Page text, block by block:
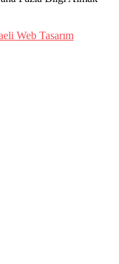
Web Tasarım